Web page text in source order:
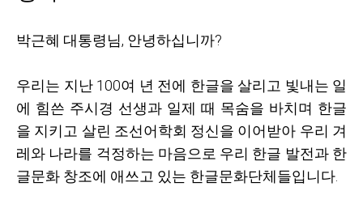
박근혜 대통령님, 안녕하십니까?
우리는 지난 100여 년 전에 한글을 살리고 빛내는 일
에 힘쓴 주시경 선생과 일제 때 목숨을 바치며 한글
을 지키고 살린 조선어학회 정신을 이어받아 우리 겨
레와 나라를 걱정하는 마음으로 우리 한글 발전과 한
글문화 창조에 애쓰고 있는 한글문화단체들입니다